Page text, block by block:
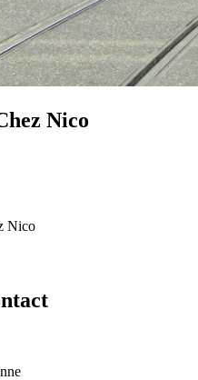
Nico
Nico